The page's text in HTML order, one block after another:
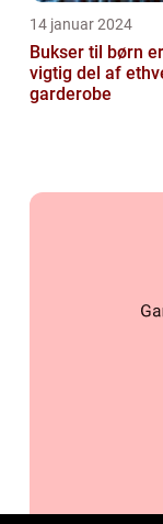
14 januar 2024
Bukser til børn
vigtig del af
garderobe